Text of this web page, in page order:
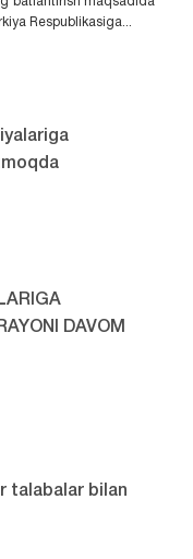
Respublikasiga...
DAVOM
talabalar bilan